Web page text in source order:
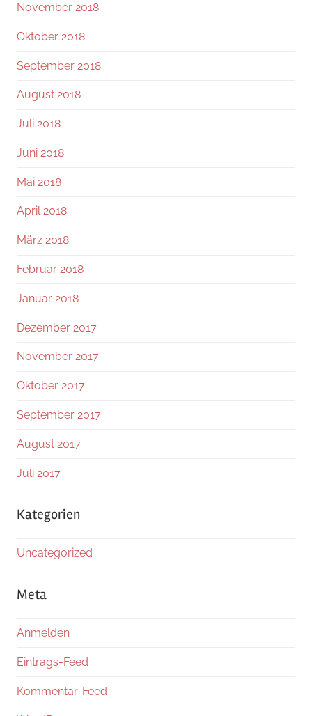
November 2018
Oktober 2018
September 2018
August 2018
Juli 2018
Juni 2018
Mai 2018
April 2018
März 2018
Februar 2018
Januar 2018
Dezember 2017
November 2017
Oktober 2017
September 2017
August 2017
Juli 2017
Kategorien
Uncategorized
Meta
Anmelden
Eintrags-Feed
Kommentar-Feed